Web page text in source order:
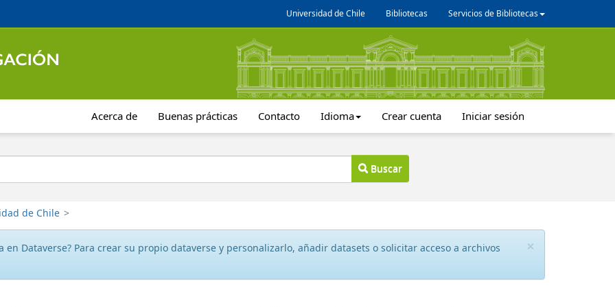
Universidad de Chile Bibliotecas Servicios de Bibliotecas
Acerca de Buenas prácticas Contacto Idioma Crear cuenta Iniciar sesión
Buscar
de Chile >
×
en Dataverse? Para crear su propio dataverse y personalizarlo, añadir datasets o solicitar acceso a archivos